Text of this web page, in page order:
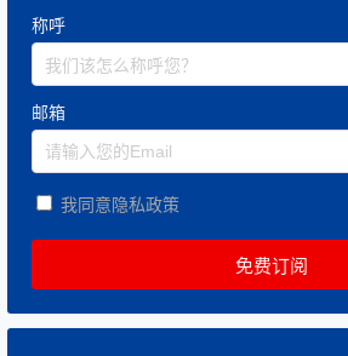
称呼
邮箱
我同意隐私政策